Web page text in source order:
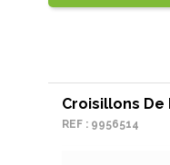
Croisillons De
REF : 9956514